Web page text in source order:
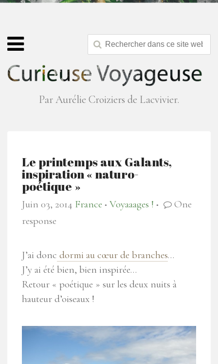
Par Aurélie Croiziers de Lacvivier.
Le printemps aux Galants,
inspiration « naturo-
poétique »
Juin 03, 2014 France ● Voyaaages ! ●
One
response
J’ai donc dormi au cœur de branches…
J’y ai été bien, bien inspirée…
Retour « poétique » sur les deux nuits à
hauteur d’oiseaux !